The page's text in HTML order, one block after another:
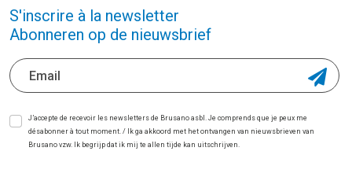
S'inscrire à la newsletter
Abonneren op de nieuwsbrief
J’accepte de recevoir les newsletters de Brusano asbl. Je comprends que je peux me
désabonner à tout moment. / Ik ga akkoord met het ontvangen van nieuwsbrieven van
Brusano vzw. Ik begrijp dat ik mij te allen tijde kan uitschrijven.